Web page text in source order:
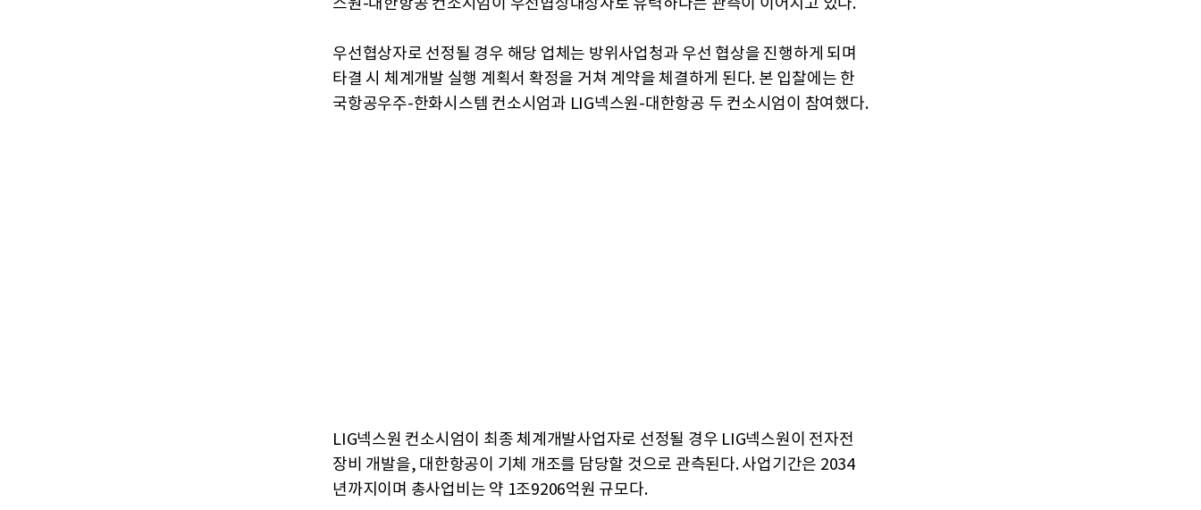
스원-대한항공 컨소시엄이 우선협상대상자로 유력하다는 관측이 이어지고 있다.
우선협상자로 선정될 경우 해당 업체는 방위사업청과 우선 협상을 진행하게 되며
타결 시 체계개발 실행 계획서 확정을 거쳐 계약을 체결하게 된다. 본 입찰에는 한
국항공우주-한화시스템 컨소시엄과 LIG넥스원-대한항공 두 컨소시엄이 참여했다.
LIG넥스원 컨소시엄이 최종 체계개발사업자로 선정될 경우 LIG넥스원이 전자전
장비 개발을, 대한항공이 기체 개조를 담당할 것으로 관측된다. 사업기간은 2034
년까지이며 총사업비는 약 1조9206억원 규모다.